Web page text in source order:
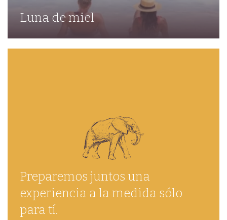
Luna de miel
Preparemos juntos una
experiencia a la medida sólo
para tí.